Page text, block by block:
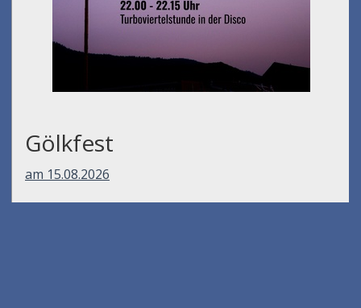
Gölkfest
am 15.08.2026